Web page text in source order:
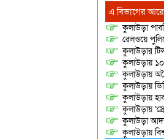
এ বিভাগের
কুলাউড়া
রেলওয়ে
কুলাউড়ার
কুলাউড়ায়
কুলাউড়ায়
কুলাউড়ায়
কুলাউড়ায়
কুলাউড়ায়
কুলাউড়া
কুলাউড়ায়